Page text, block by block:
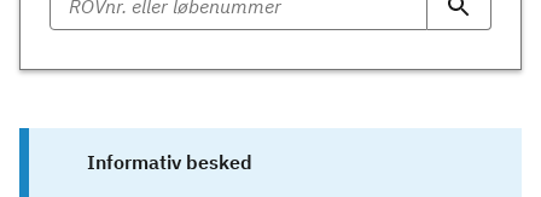
Informativ besked